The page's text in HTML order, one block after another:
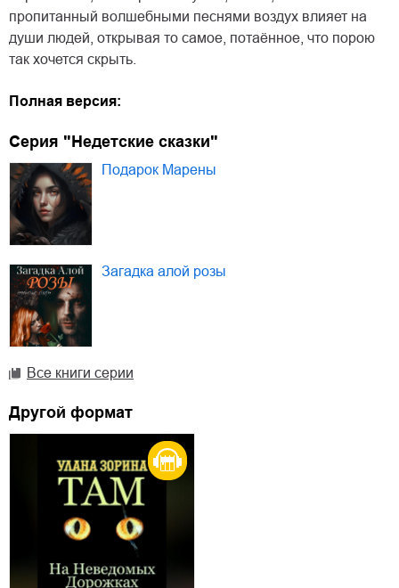
пропитанный волшебными песнями воздух влияет на
души людей, открывая то самое, потаённое, что порою
так хочется скрыть.
Полная версия:
Серия "Недетские сказки"
Подарок Марены
Загадка алой розы
Все книги серии
Другой формат